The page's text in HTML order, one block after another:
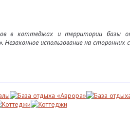
в коттеджах и территории базы
использование на сторонних